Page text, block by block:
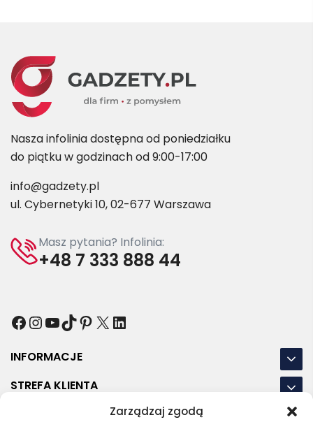
Zarządzaj zgodą
Nasza infolinia dostępna od poniedziałku
do piątku w godzinach od 9:00-17:00
info@gadzety.pl
ul. Cybernetyki 10, 02-677 Warszawa
Masz pytania? Infolinia:
+48 7 333 888 44
Facebook
Instagram
YouTube
TikTok
Pinterest
X LinkedIn
INFORMACJE
STREFA KLIENTA
NASZE LOKALIZACJE